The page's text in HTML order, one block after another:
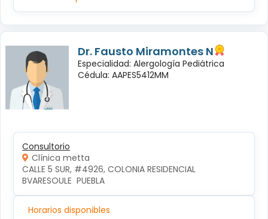
Dr. Fausto Miramontes N
Especialidad: Alergología Pediátrica
Cédula: AAPES5412MM
Consultorio
Clínica metta
CALLE 5 SUR, #4926, COLONIA RESIDENCIAL
BVARESOULE  PUEBLA
Horarios disponibles